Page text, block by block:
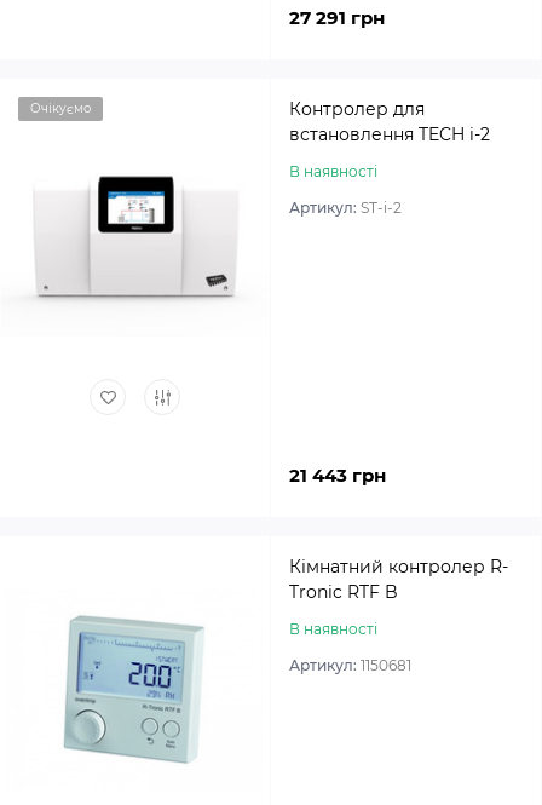
27 291 грн
Очікуємо
Контролер для
встановлення TECH i-2
В наявності
Артикул: ST-i-2
21 443 грн
Кімнатний контролер R-
Tronic RTF B
В наявності
Артикул: 1150681